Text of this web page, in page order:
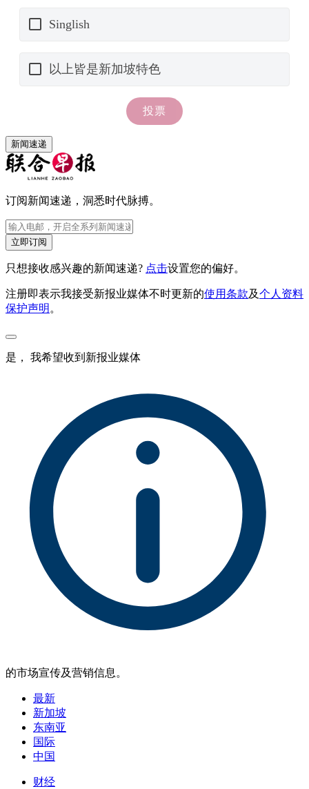
新闻速递
订阅新闻速递，洞悉时代脉搏。
立即订阅
只想接收感兴趣的新闻速递? 点击设置您的偏好。
注册即表示我接受新报业媒体不时更新的使用条款及个人资料
保护声明 。
是， 我希望收到新报业媒体
的市场宣传及营销信息。
最新
新加坡
东南亚
国际
中国
财经